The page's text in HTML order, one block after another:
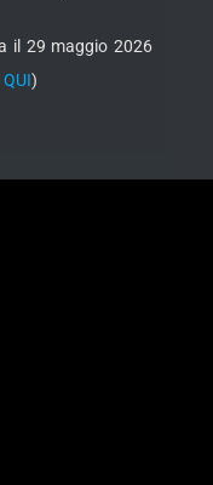
il 29 maggio 2026
QUI)